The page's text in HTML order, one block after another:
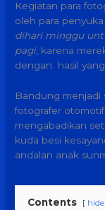
Kegiatan para
oleh para
dihari minggu
pagi, karena
dengan hasil
Bandung menjadi
fotografer
mengabadikan
kuda besi
andalan anak
Contents hide